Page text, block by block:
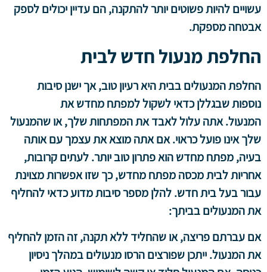
עשויים להיות פשוטים יותר להתקנה, הם עדיין יכולים לספק
אבטחה מספקת.
החלפת מנעול חדש לבית
החלפת המנעולים בבית היא רעיון טוב, אך ישנן סיבות
נוספות שבגללן כדאי לשקול למפתח מחדש את
המנעול. אתה עלול לאבד את המפתחות שלך, או שהמנעול
שלך אינו פועל כראוי. אם אתה מוצא את עצמך עם אותה
בעיה, מפתח מחדש הוא פתרון טוב יותר. לעתים קרובות,
אחריות לבית מכסה מפתח מחדש, כך שזו אפשרות מצוינת
עבור בעל בית חדש. להלן מספר סיבות מדוע כדאי להחליף
את המנעולים בביתך:
אם עברתם פריצה, או שהחליד ללא תקנה, זה הזמן להחליף
את המנעול. ייתכן שפורצים הרסו מנעולים במהלך ניסיון